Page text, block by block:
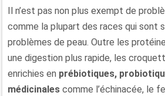
Il n’est pas non plus exempt de
comme la plupart des races qui sont
problèmes de peau. Outre les
une digestion plus rapide, les
enrichies en prébiotiques,
médicinales comme l’échinacée, le